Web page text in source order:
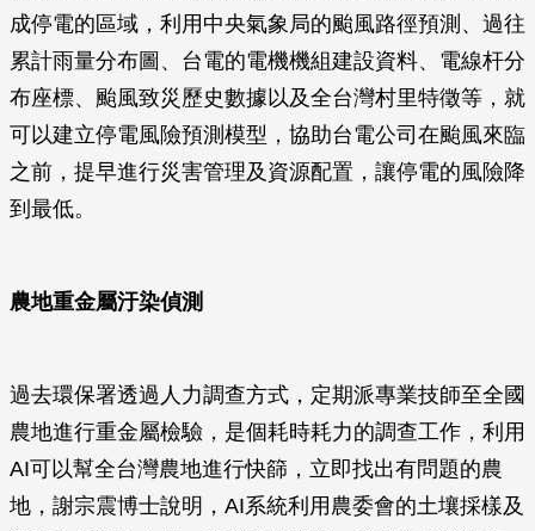
成停電的區域，利用中央氣象局的颱風路徑預測、過往
累計雨量分布圖、台電的電機機組建設資料、電線杆分
布座標、颱風致災歷史數據以及全台灣村里特徵等，就
可以建立停電風險預測模型，協助台電公司在颱風來臨
之前，提早進行災害管理及資源配置，讓停電的風險降
到最低。
農地重金屬汙染偵測
過去環保署透過人力調查方式，定期派專業技師至全國
農地進行重金屬檢驗，是個耗時耗力的調查工作，利用
AI可以幫全台灣農地進行快篩，立即找出有問題的農
地，謝宗震博士說明，AI系統利用農委會的土壤採樣及